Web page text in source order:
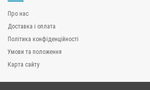
Про нас
Доставка і оплата
Політика конфіденційності
Умови та положення
Карта сайту